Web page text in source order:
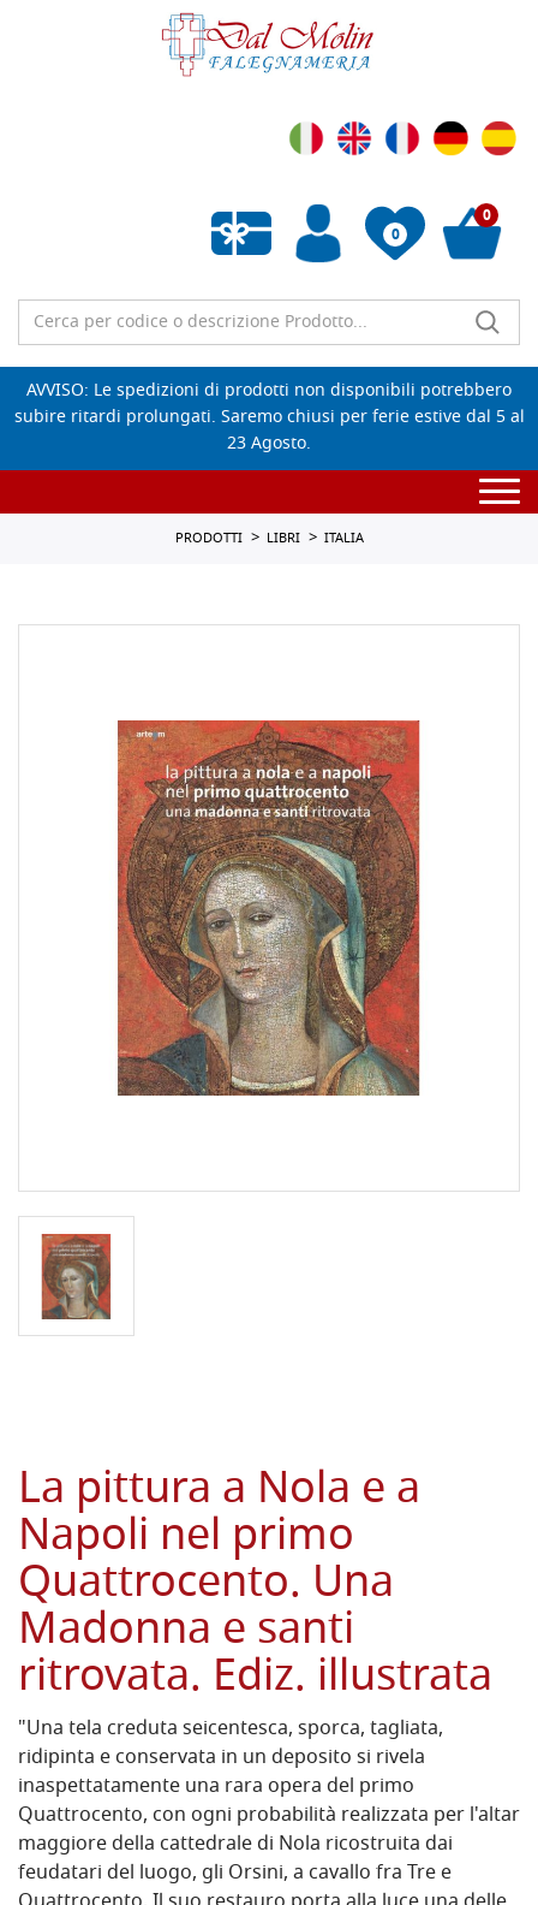
0
Wishlist vuota
0
AVVISO: Le spedizioni di prodotti non disponibili potrebbero
subire ritardi prolungati. Saremo chiusi per ferie estive dal 5 al
23 Agosto.
PRODOTTI LIBRI ITALIA
La pittura a Nola e a
Napoli nel primo
Quattrocento. Una
Madonna e santi
ritrovata. Ediz. illustrata
"Una tela creduta seicentesca, sporca, tagliata,
ridipinta e conservata in un deposito si rivela
inaspettatamente una rara opera del primo
Quattrocento, con ogni probabilità realizzata per l'altar
maggiore della cattedrale di Nola ricostruita dai
feudatari del luogo, gli Orsini, a cavallo fra Tre e